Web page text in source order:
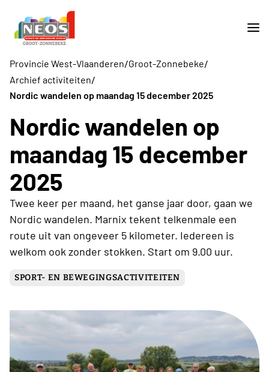
Provincie West-Vlaanderen/Groot-Zonnebeke/
Archief activiteiten/
Nordic wandelen op maandag 15 december 2025
Nordic wandelen op
maandag 15 december
2025
Twee keer per maand, het ganse jaar door, gaan we
Nordic wandelen. Marnix tekent telkenmale een
route uit van ongeveer 5 kilometer. Iedereen is
welkom ook zonder stokken. Start om 9.00 uur.
SPORT- EN BEWEGINGSACTIVITEITEN